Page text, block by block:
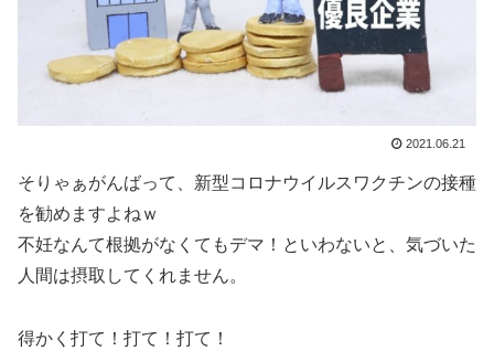
2021.06.21
そりゃぁがんばって、新型コロナウイルスワクチンの接種
を勧めますよねｗ
不妊なんて根拠がなくてもデマ！といわないと、気づいた
人間は摂取してくれません。
得かく打て！打て！打て！